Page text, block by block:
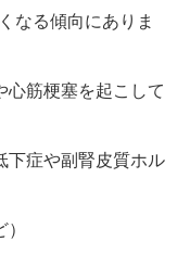
なる傾向にありま
心筋梗塞を起こして
下症や副腎皮質ホル